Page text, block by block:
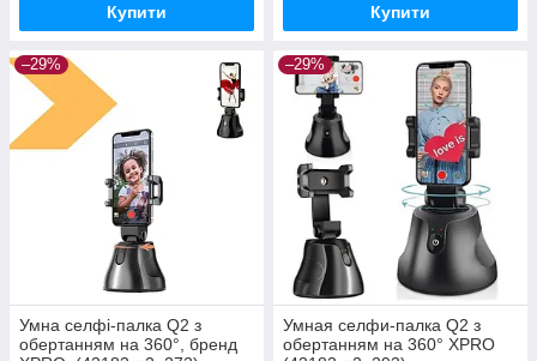
Купити Купити
–29%
Умна селфі-палка Q2 з
обертанням на 360°, бренд
–29%
Умная селфи-палка Q2 з
обертанням на 360° XPRO